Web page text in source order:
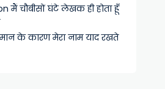
मैं चौबीसों घंटे लेखक ही होता हूँ
के कारण मेरा नाम याद रखते